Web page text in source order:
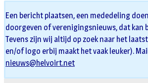
Een bericht plaatsen, een mededeling
doorgeven of verenigingsnieuws, dat kan
Tevens zijn wij altijd op zoek naar het
en/of logo erbij maakt het vaak leuker).
nieuws@helvoirt.net